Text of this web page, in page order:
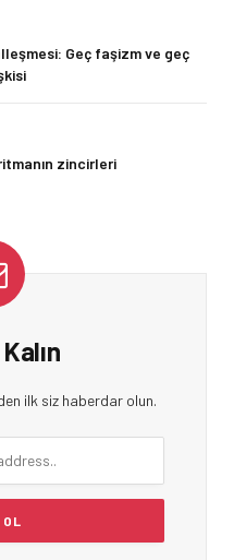
Geç faşizm ve geç
zincirleri
ilk siz haberdar olun.